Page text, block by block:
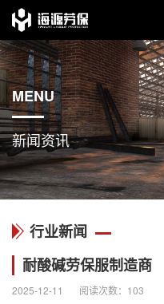
MENU
新闻资讯
行业新闻
耐酸碱劳保服制造商
2025-12-11 阅读次数： 103